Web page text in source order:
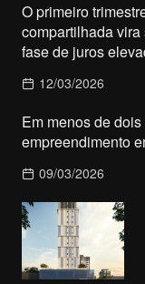
O primeiro
compartilhada
fase de juros
12/03/2026
Em menos de
empreendimento
09/03/2026